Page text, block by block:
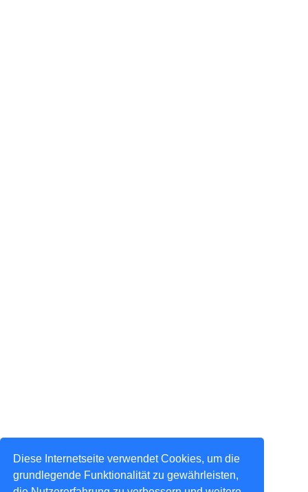
Diese Internetseite verwendet Cookies, um die
grundlegende Funktionalität zu gewährleisten,